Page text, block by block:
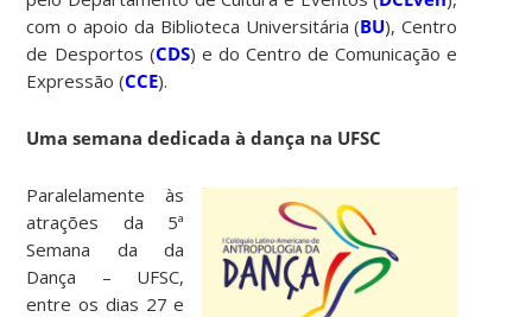
com o apoio da Biblioteca Universitária (BU), Centro
de Desportos (CDS) e do Centro de Comunicação e
Expressão (CCE).
Uma semana dedicada à dança na UFSC
Paralelamente às
atrações da 5ª
Semana da da
Dança – UFSC,
entre os dias 27 e